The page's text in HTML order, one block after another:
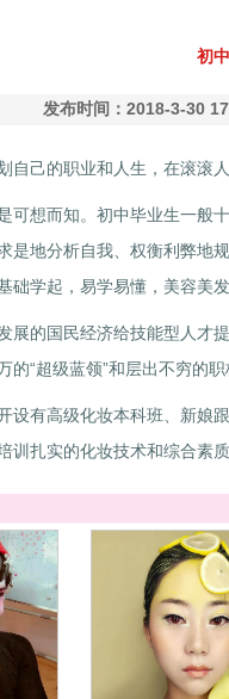
初
发布时间：2018-3-30
己的职业和人生，在滚滚
可想而知。初中毕业生一
是地分析自我、权衡利弊
学起，易学易懂，美容美
的国民经济给技能型人
“超级蓝领”和层出不穷的
设有高级化妆本科班、新娘
扎实的化妆技术和综合素